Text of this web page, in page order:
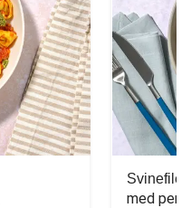
Svinefilet
med